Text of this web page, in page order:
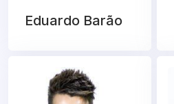
Eduardo Barão